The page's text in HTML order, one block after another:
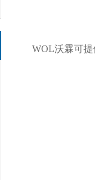
WOL沃霖可